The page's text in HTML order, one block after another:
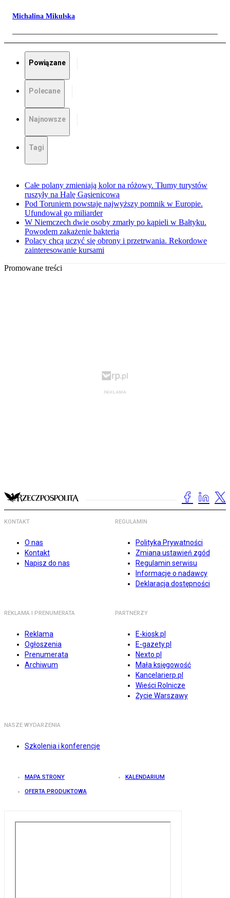
Michalina Mikulska
Powiązane
Polecane
Najnowsze
Tagi
Całe polany zmieniają kolor na różowy. Tłumy turystów
ruszyły na Halę Gąsienicową
Pod Toruniem powstaje najwyższy pomnik w Europie.
Ufundował go miliarder
W Niemczech dwie osoby zmarły po kąpieli w Bałtyku.
Powodem zakażenie bakterią
Polacy chcą uczyć się obrony i przetrwania. Rekordowe
zainteresowanie kursami
Promowane treści
KONTAKT
O nas
Kontakt
Napisz do nas
REGULAMIN
Polityka Prywatności
Zmiana ustawień zgód
Regulamin serwisu
Informacje o nadawcy
Deklaracja dostępności
REKLAMA I PRENUMERATA
Reklama
Ogłoszenia
Prenumerata
Archiwum
PARTNERZY
E-kiosk.pl
E-gazety.pl
Nexto.pl
Mała księgowość
Kancelarierp.pl
Wieści Rolnicze
Życie Warszawy
NASZE WYDARZENIA
Szkolenia i konferencje
MAPA STRONY KALENDARIUM
OFERTA PRODUKTOWA